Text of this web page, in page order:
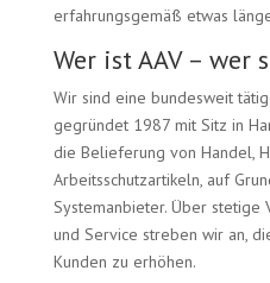
erfahrungsgemäß etwas
Wer ist AAV – wer
Wir sind eine bundesweit
gegründet 1987 mit Sitz in
die Belieferung von Handel,
Arbeitsschutzartikeln, auf
Systemanbieter. Über stetige
und Service streben wir an,
Kunden zu erhöhen.